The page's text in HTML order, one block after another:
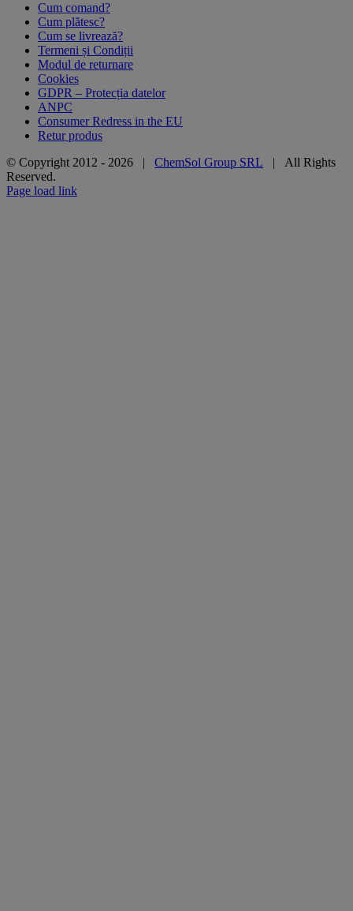
Cum comand?
Cum plătesc?
Cum se livrează?
Termeni și Condiții
Modul de returnare
Cookies
GDPR – Protecția datelor
ANPC
Consumer Redress in the EU
Retur produs
© Copyright 2012 - 2026 | ChemSol Group SRL | All Rights
Reserved.
Page load link